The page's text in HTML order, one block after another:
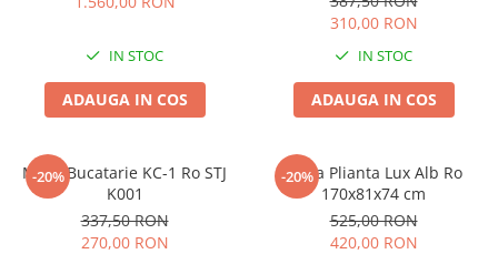
IN STOC
ADAUGA IN COS
310,00 RON
IN STOC
ADAUGA IN COS
-20%
Masa Bucatarie KC-1 Ro STJ
K001
337,50 RON
270,00 RON
-20%
Masa Plianta Lux Alb Ro
170x81x74 cm
525,00 RON
420,00 RON